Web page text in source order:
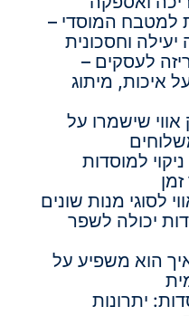
למטבח המוסדי –
יעילה וחסכונית
לעסקים –
איכות, מיתוג
אווי שישמרו על
למוסדות
לסוגי מנות שונים
יכולה לשפר
הוא משפיע על
יתרונות